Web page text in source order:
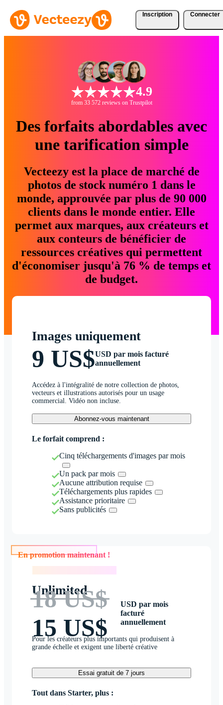
Inscription Connecter
4.9
from 33 572 reviews on Trustpilot
Des forfaits abordables avec
une tarification simple
Vecteezy est la place de marché de
photos de stock numéro 1 dans le
monde, approuvée par plus de 90 000
clients dans le monde entier. Elle
permet aux marques, aux créateurs et
aux conteurs de bénéficier de
ressources créatives qui permettent
d'économiser jusqu'à 76 % de temps et
de budget.
Images uniquement
9 US$USD par mois facturé
annuellement
Accédez à l'intégralité de notre collection de photos,
vecteurs et illustrations autorisés pour un usage
commercial. Vidéo non incluse.
Abonnez-vous maintenant
Le forfait comprend :
Cinq téléchargements d'images par mois
Un pack par mois
Aucune attribution requise
Téléchargements plus rapides
Assistance prioritaire
Sans publicités
En promotion maintenant !
Unlimited
18 US$
15 US$
USD par mois
facturé
annuellement
Pour les créateurs plus importants qui produisent à
grande échelle et exigent une liberté créative
Essai gratuit de 7 jours
Tout dans Starter, plus :